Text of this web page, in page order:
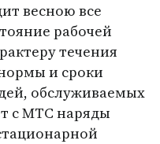
весною все
рабочей
течения
и сроки
обслуживаемых
с МТС наряды